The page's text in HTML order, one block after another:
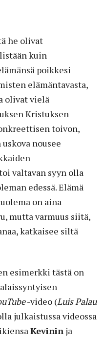
he olivat
kuin
poikkesi
elämäntavasta,
olivat vielä
Kristuksen
toivon,
nousee
valtavan syyn olla
edessä. Elämä
on aina
mutta varmuus siitä,
katkaisee siltä
esimerkki tästä on
-video (Luis Palau
julkaistussa videossa
Kevinin ja